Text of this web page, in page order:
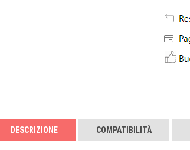
DESCRIZIONE COMPATIBILITÀ